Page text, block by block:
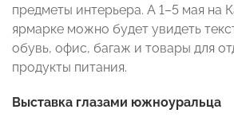
предметы интерьера. А 1–5 мая на
ярмарке можно будет увидеть
обувь, офис, багаж и товары для
продукты питания.
Выставка глазами южноуральца